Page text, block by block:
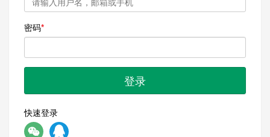
密码
登录
快速登录